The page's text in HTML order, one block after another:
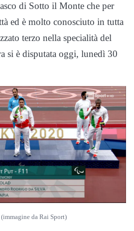
di Sotto il Monte che per
ed è molto conosciuto in tutta
terzo nella specialità del
si è disputata oggi, lunedì 30
da Rai Sport)